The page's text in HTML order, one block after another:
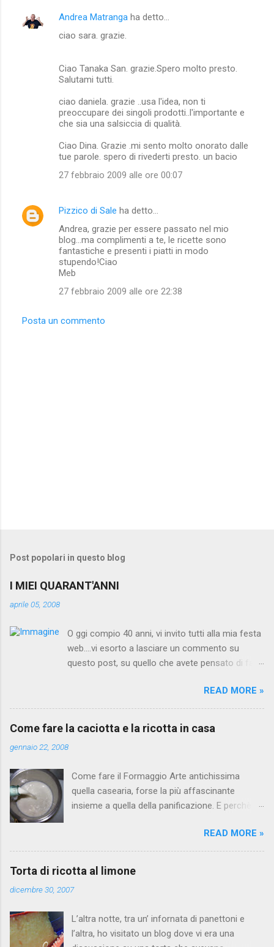
Andrea Matranga ha detto…
ciao sara. grazie.
Ciao Tanaka San. grazie.Spero molto presto.
Salutami tutti.
ciao daniela. grazie ..usa l'idea, non ti
preoccupare dei singoli prodotti..l'importante e
che sia una salsiccia di qualità.
Ciao Dina. Grazie .mi sento molto onorato dalle
tue parole. spero di rivederti presto. un bacio
27 febbraio 2009 alle ore 00:07
Pizzico di Sale ha detto…
Andrea, grazie per essere passato nel mio
blog...ma complimenti a te, le ricette sono
fantastiche e presenti i piatti in modo
stupendo!Ciao
Meb
27 febbraio 2009 alle ore 22:38
Posta un commento
Post popolari in questo blog
I MIEI QUARANT'ANNI
aprile 05, 2008
O ggi compio 40 anni, vi invito tutti alla mia festa
web....vi esorto a lasciare un commento su
questo post, su quello che avete pensato di fare
indimenticabile in modo da poter portare sempre
con me il ricordo di questa tappa fondamentale
per un uomo. Siete liberi di proporre tutto quello
è??? Io amo le feste "a sorpresa"!!!!!
READ MORE »
Come fare la caciotta e la ricotta in casa
gennaio 22, 2008
Come fare il Formaggio Arte antichissima
quella casearia, forse la più affascinante
insieme a quella della panificazione. E perchè
carattere storico e religioso, e perchè la
complessità della loro realizzazione le hanno
rese tali. Nonostante ciò, esiste la possibilità
senza pretendere di poter eguagliare il lavoro
dedicheremo uno spazio alla tecnica di
lavorazione della “caciotta” e della “ricotta”.
READ MORE »
Torta di ricotta al limone
dicembre 30, 2007
L’altra notte, tra un’ infornata di panettoni e
l’altra, ho visitato un blog dove vi era una